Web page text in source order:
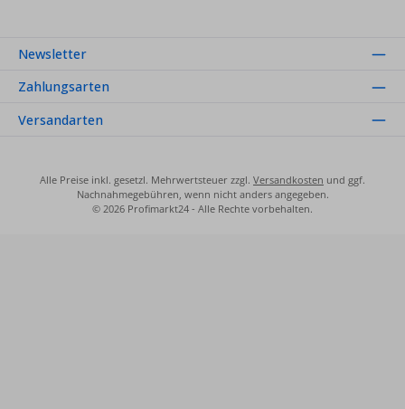
Newsletter
Zahlungsarten
Versandarten
Alle Preise inkl. gesetzl. Mehrwertsteuer zzgl. Versandkosten und ggf.
Nachnahmegebühren, wenn nicht anders angegeben.
© 2026 Profimarkt24 - Alle Rechte vorbehalten.